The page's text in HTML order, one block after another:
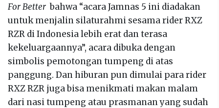
For Better bahwa “acara Jamnas 5 ini diadakan
untuk menjalin silaturahmi sesama rider RXZ
RZR di Indonesia lebih erat dan terasa
kekeluargaannya”, acara dibuka dengan
simbolis pemotongan tumpeng di atas
panggung. Dan hiburan pun dimulai para rider
RXZ RZR juga bisa menikmati makan malam
dari nasi tumpeng atau prasmanan yang sudah